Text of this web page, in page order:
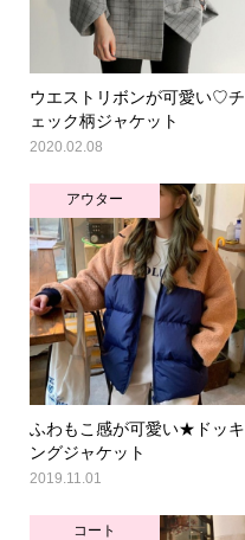
ウエストリボンが可愛い♡チ
ェック柄ジャケット
2020.02.08
アウター
ふわもこ感が可愛い★ドッキ
ングジャケット
2019.11.01
コート